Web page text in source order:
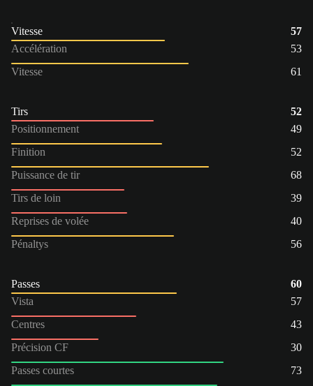
Vitesse
57
Accélération
53
Vitesse
61
Tirs
52
Positionnement
49
Finition
52
Puissance de tir
68
Tirs de loin
39
Reprises de volée
40
Pénaltys
56
Passes
60
Vista
57
Centres
43
Précision CF
30
Passes courtes
73